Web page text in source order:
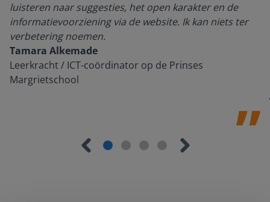
luisteren naar suggesties, het open karakter en de
informatievoorziening via de website. Ik kan niets ter
verbetering noemen.
Tamara Alkemade
Leerkracht / ICT-coördinator op de Prinses
Margrietschool